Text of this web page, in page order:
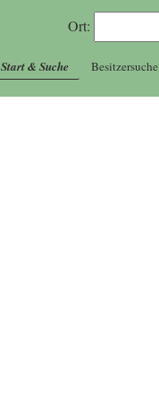
Ort:
Start & Suche Besitzersuche